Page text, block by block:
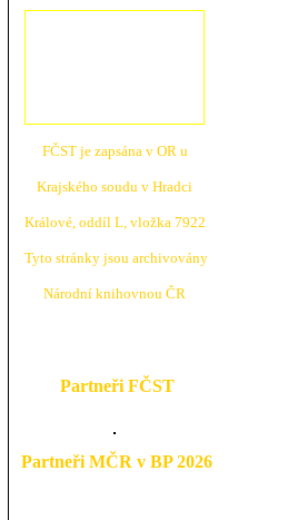
FČST je zapsána v OR u
Krajského soudu v Hradci
Králové, oddíl L, vložka 7922
Tyto stránky jsou archivovány
Národní knihovnou ČR
Partneři FČST
Partneři MČR v BP 2026